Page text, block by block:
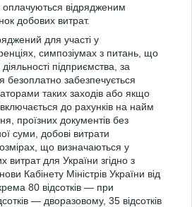
оплачуються відрядженим
добових витрат.
для участі у
симпозіумах з питань, що
підприємства, за
забезпечується
таких заходів або якщо
до рахунків на найм
проїзних документів без
суми, добові витрати
що визначаються у
витрат для України згідно з
Кабінету Міністрів України від
80 відсотків — при
— дворазовому, 35 відсотків